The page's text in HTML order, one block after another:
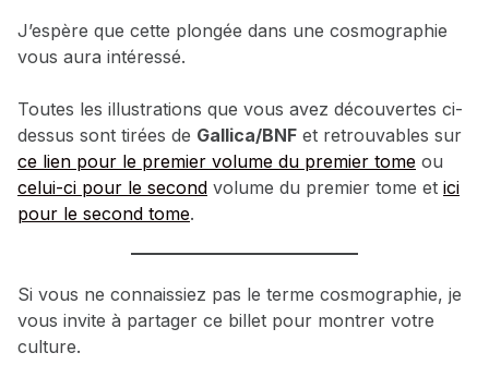
J’espère que cette plongée dans une cosmographie
vous aura intéressé.
Toutes les illustrations que vous avez découvertes ci-
dessus sont tirées de Gallica/BNF et retrouvables sur
ce lien pour le premier volume du premier tome ou
celui-ci pour le second volume du premier tome et ici
pour le second tome.
Si vous ne connaissiez pas le terme cosmographie, je
vous invite à partager ce billet pour montrer votre
culture.